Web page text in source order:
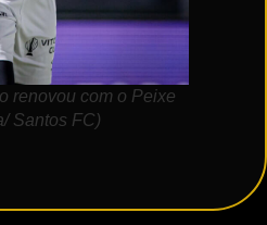
renovou com o Peixe
Santos FC)